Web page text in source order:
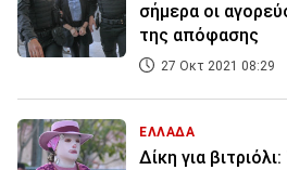
σήμερα οι
της απόφασης
27 Οκτ 2021 08:29
ΕΛΛΑΔΑ
Δίκη για